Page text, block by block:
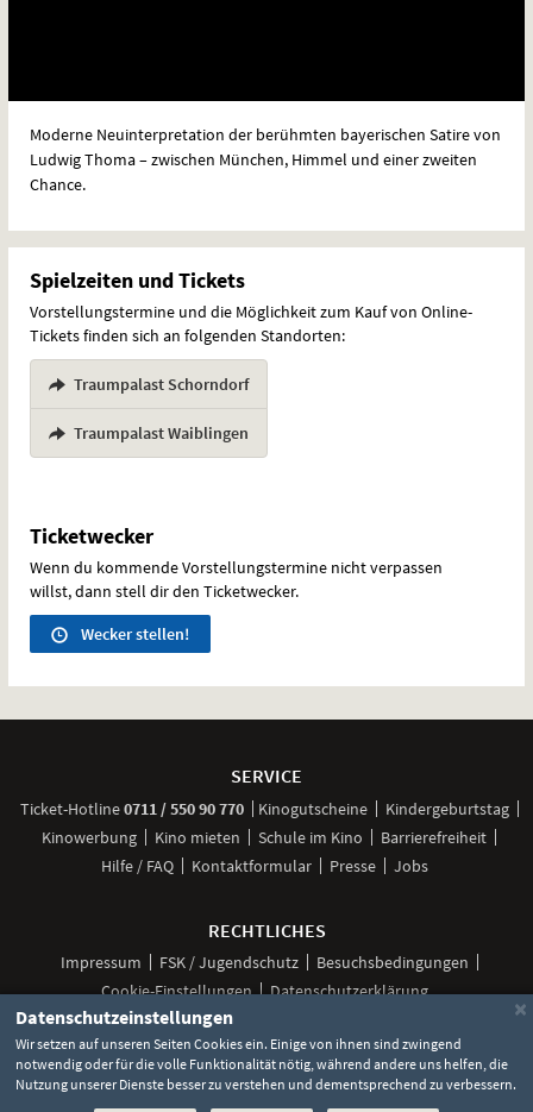
Moderne Neuinterpretation der berühmten bayerischen Satire von
Ludwig Thoma – zwischen München, Himmel und einer zweiten
Chance.
Spielzeiten und Tickets
Vorstellungstermine und die Möglichkeit zum Kauf von Online-
Tickets finden sich an folgenden Standorten:
Traumpalast Schorndorf
Traumpalast Waiblingen
Ticketwecker
Wenn du kommende Vorstellungstermine nicht verpassen
willst, dann stell dir den Ticketwecker.
Wecker stellen!
SERVICE
Ticket-Hotline0711 / 550 90 770anrufen
Kinogutscheine
Kindergeburtstag
Kinowerbung
Kino mieten Schule im Kino
Barrierefreiheit
Hilfe / FAQ
Kontaktformular Presse Jobs
RECHTLICHES
Impressum FSK / Jugendschutz
Besuchsbedingungen
Cookie-Einstellungen
Datenschutzerklärung
Social
UnsereUnsereUnsereUnserUnser
×
Datenschutzeinstellungen
Wir setzen auf unseren Seiten Cookies ein. Einige von ihnen sind zwingend
notwendig oder für die volle Funktionalität nötig, während andere uns helfen, die
Nutzung unserer Dienste besser zu verstehen und dementsprechend zu verbessern.